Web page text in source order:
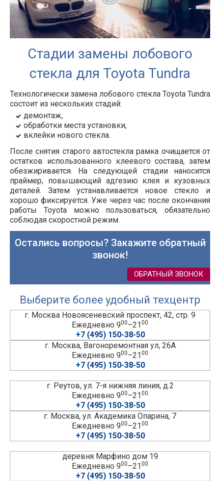
Стадии замены лобового
стекла для Toyota Tundra
Технологически замена лобового стекла Toyota Tundra
состоит из нескольких стадий:
демонтаж,
обработки места установки,
вклейки нового стекла.
После снятия старого автостекла рамка очищается от
остатков использованного клеевого состава, затем
обезжиривается. На следующей стадии наносится
праймер, повышающий адгезию клея и кузовных
деталей. Затем устанавливается новое стекло и
хорошо фиксируется. Уже через час после окончания
работы Toyota можно пользоваться, обязательно
соблюдая скоростной режим.
Остались вопросы? Закажите обратный
звонок!
ОБРАТНЫЙ ЗВОНОК
Выберите более удобный техцентр
г. Москва Новоясеневский проспект, 42, стр. 9
Ежедневно 900–2100
+7 (495) 150-38-50
г. Москва, Вагоноремонтная ул, 26А
Ежедневно 900–2100
+7 (495) 150-38-50
г. Реутов, ул. 7-я нижняя линия, д.2
Ежедневно 900–2100
+7 (495) 150-38-50
г. Москва, ул. Академика Опарина, 7
Ежедневно 900–2100
+7 (495) 150-38-50
деревня Марфино дом 19
Ежедневно 900–2100
+7 (495) 150-38-50